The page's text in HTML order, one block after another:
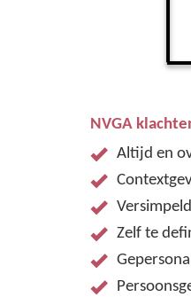
NVGA
Altijd en
Zelf te